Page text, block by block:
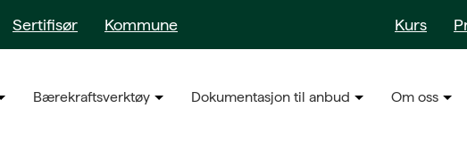
Sertifisør Kommune Kurs
Bærekraftsverktøy Dokumentasjon til anbud Om oss